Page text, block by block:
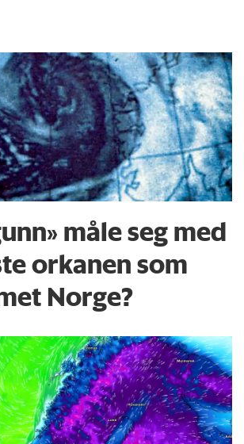
måle seg med
orkanen som
Norge?